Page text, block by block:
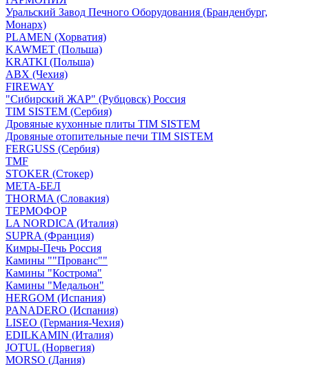
Уральский Завод Печного Оборудования (Бранденбург,
Монарх)
PLAMEN (Хорватия)
KAWMET (Польша)
KRATKI (Польша)
ABX (Чехия)
FIREWAY
"Сибирский ЖАР" (Рубцовск) Россия
TIM SISTEM (Сербия)
Дровяные кухонные плиты TIM SISTEM
Дровяные отопительные печи TIM SISTEM
FERGUSS (Сербия)
TMF
STOKER (Стокер)
МЕТА-БЕЛ
THORMA (Словакия)
ТЕРМОФОР
LA NORDICA (Италия)
SUPRA (Франция)
Кимры-Печь Россия
Камины ""Прованс""
Камины "Кострома"
Камины "Медальон"
HERGOM (Испания)
PANADERO (Испания)
LISEO (Германия-Чехия)
EDILKAMIN (Италия)
JOTUL (Норвегия)
MORSO (Дания)